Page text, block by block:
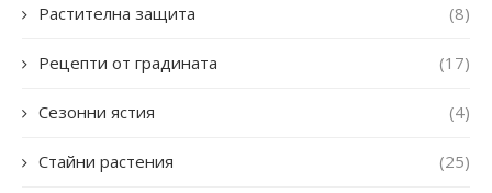
Растителна защита (8)
Рецепти от градината (17)
Сезонни ястия (4)
Стайни растения (25)